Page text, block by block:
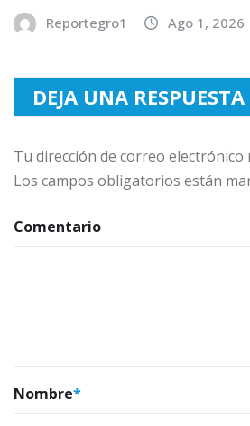
Reportegro1 Ago 1, 2026
DEJA UNA RESPUESTA
Tu dirección de correo electrónico
Los campos obligatorios están
Comentario
Nombre*